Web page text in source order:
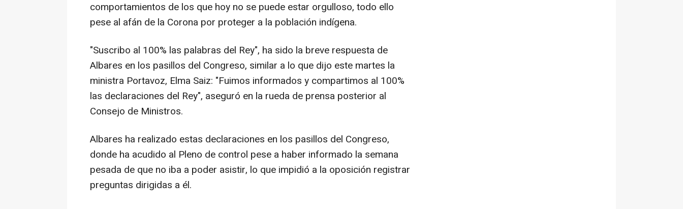
comportamientos de los que hoy no se puede estar orgulloso, todo ello
pese al afán de la Corona por proteger a la población indígena.
"Suscribo al 100% las palabras del Rey", ha sido la breve respuesta de
Albares en los pasillos del Congreso, similar a lo que dijo este martes la
ministra Portavoz, Elma Saiz: "Fuimos informados y compartimos al 100%
las declaraciones del Rey", aseguró en la rueda de prensa posterior al
Consejo de Ministros.
Albares ha realizado estas declaraciones en los pasillos del Congreso,
donde ha acudido al Pleno de control pese a haber informado la semana
pesada de que no iba a poder asistir, lo que impidió a la oposición registrar
preguntas dirigidas a él.